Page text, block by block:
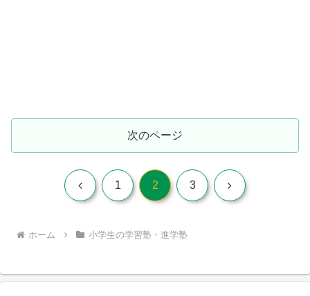
次のページ
前 1 2 3 次
ホーム 小学生の学習塾・進学塾